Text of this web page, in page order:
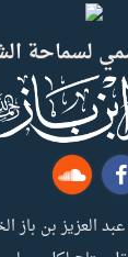
لسماحة
العزيز بن باز